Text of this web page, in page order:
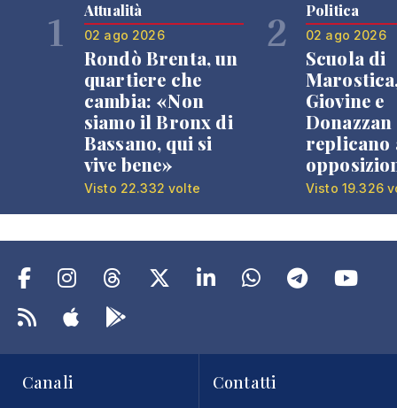
1 Attualità
02 ago 2026
Rondò Brenta, un
quartiere che
cambia: «Non
siamo il Bronx di
Bassano, qui si
vive bene»
Visto 22.332 volte
2 Politica
02 ago 2026
Scuola di
Giovine e
Donazzan
replicano
Visto 19.326
Canali Contatti